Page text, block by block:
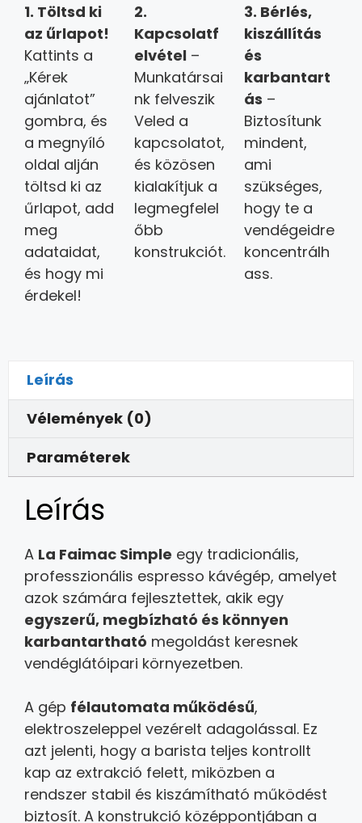
1. Töltsd ki
az űrlapot!
Kattints a
„Kérek
ajánlatot”
gombra, és
a megnyíló
oldal alján
töltsd ki az
űrlapot, add
meg
adataidat,
és hogy mi
érdekel!
2.
Kapcsolatf
elvétel –
Munkatársai
nk felveszik
Veled a
kapcsolatot,
és közösen
kialakítjuk a
legmegfelel
őbb
konstrukciót.
3. Bérlés,
kiszállítás
és
karbantart
ás –
Biztosítunk
mindent,
ami
szükséges,
hogy te a
vendégeidre
koncentrálh
ass.
Leírás
Vélemények (0)
Paraméterek
Leírás
A La Faimac Simple egy tradicionális,
professzionális espresso kávégép, amelyet
azok számára fejlesztettek, akik egy
egyszerű, megbízható és könnyen
karbantartható megoldást keresnek
vendéglátóipari környezetben.
A gép félautomata működésű,
elektroszeleppel vezérelt adagolással. Ez
azt jelenti, hogy a barista teljes kontrollt
kap az extrakció felett, miközben a
rendszer stabil és kiszámítható működést
biztosít. A konstrukció középpontjában a